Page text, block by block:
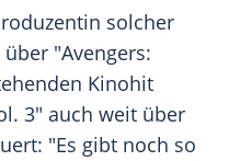
solcher
über "Avengers:
Kinohit
3" auch weit über
"Es gibt noch so